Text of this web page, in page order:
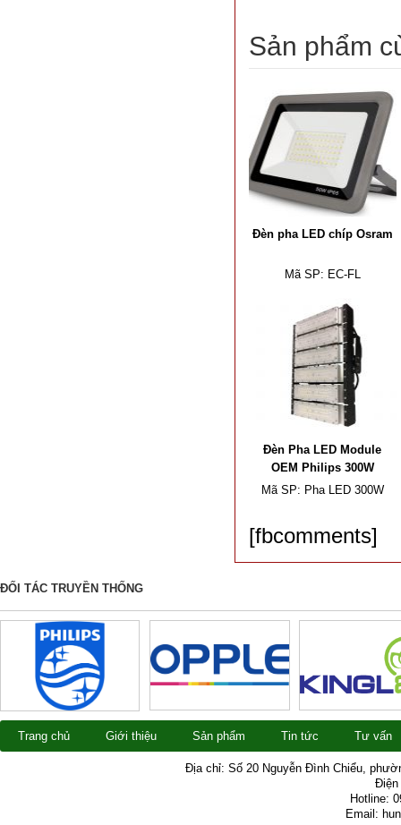
Sản phẩm
Đèn pha LED chíp Osram
Mã SP: EC-FL
Đèn Pha LED Module
OEM Philips 300W
Mã SP: Pha LED 300W
[fbcomments]
ĐỐI TÁC TRUYỀN THỐNG
Trang chủ Giới thiệu Sản phẩm Tin tức Tư vấn
Địa chỉ: Số 20 Nguyễn Đình Chiểu,
Điện
Hotline:
Email: